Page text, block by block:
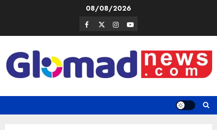
08/08/2026
Facebook
TwitterInstagram
Youtube